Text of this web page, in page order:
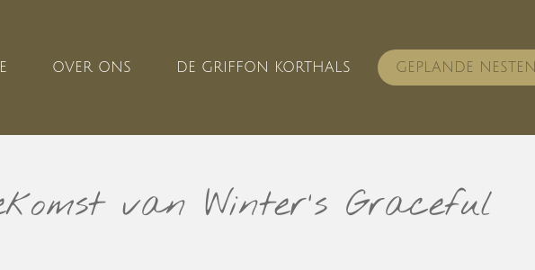
OVER ONS DE GRIFFON KORTHALS GEPLANDE NESTEN
van Winter's Graceful